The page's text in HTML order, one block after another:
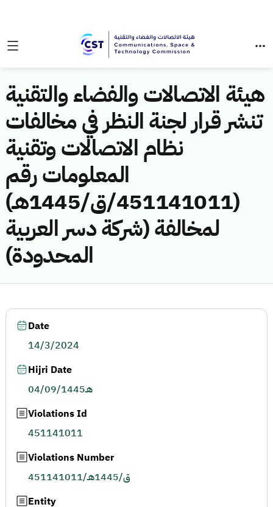
هيئة الاتصالات والفضاء والتقنية
تنشر قرار لجنة النظر في مخالفات
نظام الاتصالات وتقنية
المعلومات رقم
(451141011/ق/1445هـ)
لمخالفة (شركة دسر العربية
المحدودة)
Date
14/3/2024
Hijri Date
04/09/1445هـ
Violations Id
451141011
Violations Number
451141011/ق/1445هـ
Entity